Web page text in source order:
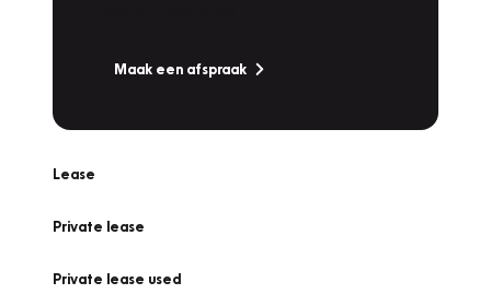
Maak een afspraak
Lease
Private lease
Private lease used